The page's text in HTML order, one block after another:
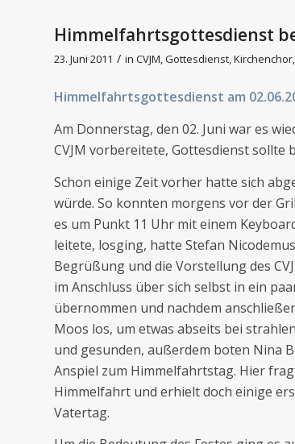
Himmelfahrtsgottesdienst
23. Juni 2011 / in CVJM,Gottesdienst,Kirchenchor,
Himmelfahrtsgottesdienst am
Am Donnerstag, den 02. Juni war es
CVJM vorbereitete, Gottesdienst sollte
Schon einige Zeit vorher hatte sich
würde. So konnten morgens vor der
es um Punkt 11 Uhr mit einem
leitete, losging, hatte Stefan
Begrüßung und die Vorstellung des
im Anschluss über sich selbst in ein
übernommen und nachdem
Moos los, um etwas abseits bei
und gesunden, außerdem boten Nina
Anspiel zum Himmelfahrtstag. Hier
Himmelfahrt und erhielt doch einige
Vatertag.